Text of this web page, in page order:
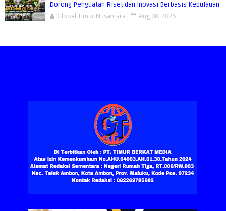
Dorong Penguatan Riset dan Inovasi Berbasis Kepulauan
Global Timur Nusantara Aug 08, 2026